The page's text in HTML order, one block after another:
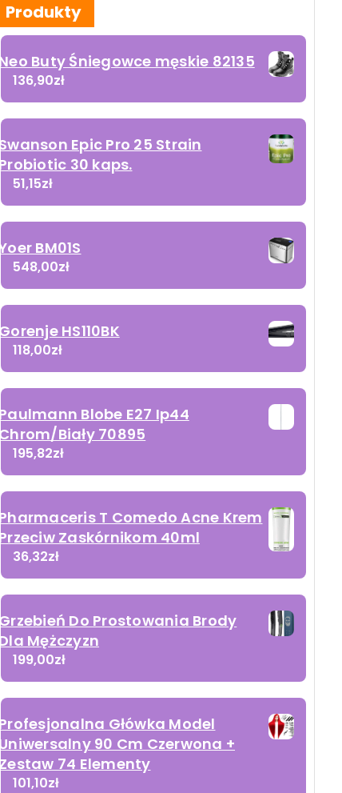
Produkty
Neo Buty Śniegowce męskie 82135
136,90zł
Swanson Epic Pro 25 Strain
Probiotic 30 kaps.
51,15zł
Yoer BM01S
548,00zł
Gorenje HS110BK
118,00zł
Paulmann Blobe E27 Ip44
Chrom/Biały 70895
195,82zł
Pharmaceris T Comedo Acne Krem
Przeciw Zaskórnikom 40ml
36,32zł
Grzebień Do Prostowania Brody
Dla Mężczyzn
199,00zł
Profesjonalna Główka Model
Uniwersalny 90 Cm Czerwona +
Zestaw 74 Elementy
101,10zł